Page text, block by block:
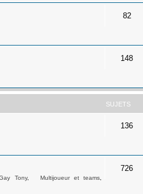
82
148
SUJETS
136
Tony, Multijoueur et teams
726